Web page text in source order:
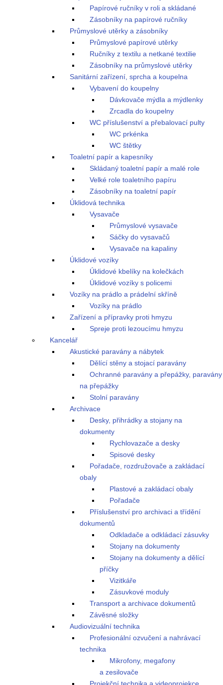
Papírové ručníky v roli a skládané
Zásobníky na papírové ručníky
Průmyslové utěrky a zásobníky
Průmyslové papírové utěrky
Ručníky z textilu a netkané textilie
Zásobníky na průmyslové utěrky
Sanitární zařízení, sprcha a koupelna
Vybavení do koupelny
Dávkovače mýdla a mýdlenky
Zrcadla do koupelny
WC příslušenství a přebalovací pulty
WC prkénka
WC štětky
Toaletní papír a kapesníky
Skládaný toaletní papír a malé role
Velké role toaletního papíru
Zásobníky na toaletní papír
Úklidová technika
Vysavače
Průmyslové vysavače
Sáčky do vysavačů
Vysavače na kapaliny
Úklidové vozíky
Úklidové kbelíky na kolečkách
Úklidové vozíky s policemi
Vozíky na prádlo a prádelní skříně
Vozíky na prádlo
Zařízení a přípravky proti hmyzu
Spreje proti lezoucímu hmyzu
Kancelář
Akustické paravány a nábytek
Dělící stěny a stojací paravány
Ochranné paravány a přepážky, paravány
na přepážky
Stolní paravány
Archivace
Desky, přihrádky a stojany na
dokumenty
Rychlovazače a desky
Spisové desky
Pořadače, rozdružovače a zakládací
obaly
Plastové a zakládací obaly
Pořadače
Příslušenství pro archivaci a třídění
dokumentů
Odkladače a odkládací zásuvky
Stojany na dokumenty
Stojany na dokumenty a dělící
příčky
Vizitkáře
Zásuvkové moduly
Transport a archivace dokumentů
Závěsné složky
Audiovizuální technika
Profesionální ozvučení a nahrávací
technika
Mikrofony, megafony
a zesilovače